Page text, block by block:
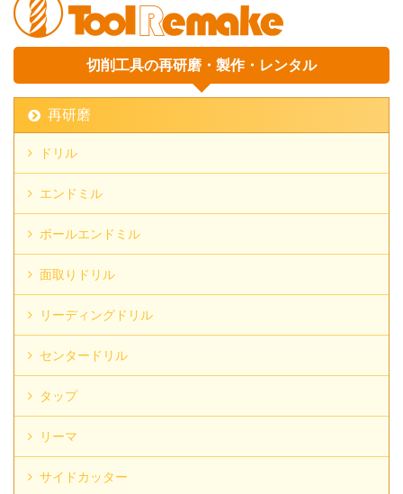
切削工具の再研磨・製作・レンタル
再研磨
ドリル
エンドミル
ボールエンドミル
面取りドリル
リーディングドリル
センタードリル
タップ
リーマ
サイドカッター